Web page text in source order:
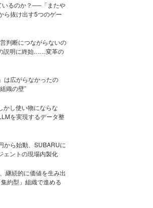
いるのか？──「またや
ら抜け出す5つのゲー
判断につながらないの
説明に終始……変革の
は広がらなかったの
織の壁”
かし使い物にならな
を実現するデータ整
から始動、SUBARUに
ェントの現場内製化
継続的に価値を生み出
約型」組織で進める